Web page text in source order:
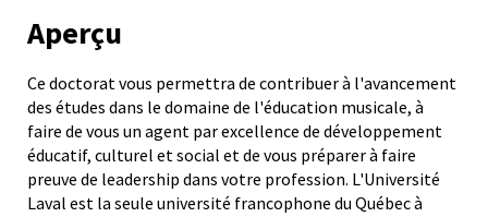
site
externe
Aperçu
Ce doctorat vous permettra de contribuer à l'avancement
des études dans le domaine de l'éducation musicale, à
faire de vous un agent par excellence de développement
éducatif, culturel et social et de vous préparer à faire
preuve de leadership dans votre profession. L'Université
Laval est la seule université francophone du Québec à